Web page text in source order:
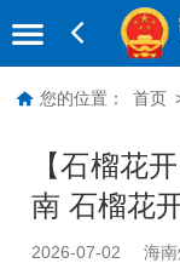
您的位置： 首页
【石榴花
南 石榴花
2026-07-02 海